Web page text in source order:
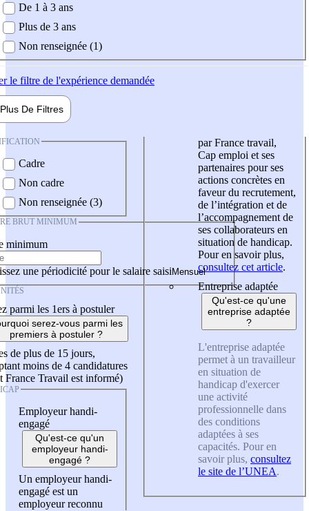
De 1 à 3 ans
Plus de 3 ans
Non renseignée (1)
le filtre de l'expérience demandée
Plus De Filtres
Cadre
Non cadre
Non renseignée (3)
BRUT MINIMUM
minimum
une périodicité pour le salaire saisi
parmi les 1ers à postuler
serez-vous parmi les
premiers à postuler ?
de plus de 15 jours,
moins de 4 candidatures
France Travail est informé)
Employeur handi-
engagé
Qu'est-ce qu'un
employeur handi-
engagé ?
Un employeur handi-
engagé est un
employeur reconnu
par France travail,
Cap emploi et ses
partenaires pour ses
actions concrètes en
faveur du recrutement,
de l’intégration et de
l’accompagnement de
ses collaborateurs en
situation de handicap.
Pour en savoir plus,
consultez cet article.
Entreprise adaptée
Qu'est-ce qu'une
entreprise adaptée
?
L'entreprise adaptée
permet à un travailleur
en situation de
handicap d'exercer
une activité
professionnelle dans
des conditions
adaptées à ses
capacités. Pour en
savoir plus, consultez
le site de l’UNEA.